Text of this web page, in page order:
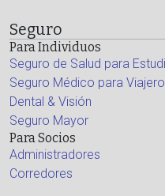
Seguro
Para Individuos
Seguro de Salud para
Seguro Médico para
Dental & Visión
Seguro Mayor
Para Socios
Administradores
Corredores